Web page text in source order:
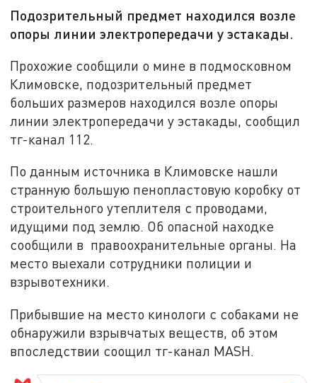
Подозрительный предмет находился возле
опоры линии электропередачи у эстакады.
Прохожие сообщили о мине в подмосковном
Климовске, подозрительный предмет
больших размеров находился возле опоры
линии электропередачи у эстакады, сообщил
тг-канал 112.
По данным источника в Климовске нашли
странную большую пенопластовую коробку от
строительного утеплителя с проводами,
идущими под землю. Об опасной находке
сообщили в правоохранительные органы. На
место выехали сотрудники полиции и
взрывотехники.
Прибывшие на место кинологи с собаками не
обнаружили взрывчатых веществ, об этом
впоследствии соощил тг-канал MASH.